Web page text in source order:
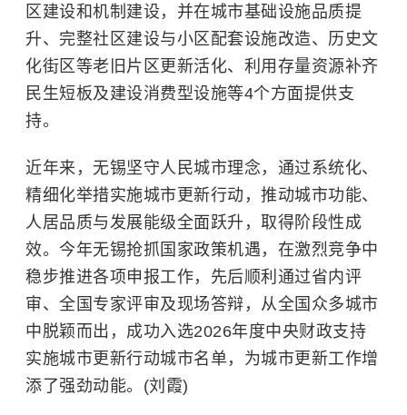
区建设和机制建设，并在城市基础设施品质提
升、完整社区建设与小区配套设施改造、历史文
化街区等老旧片区更新活化、利用存量资源补齐
民生短板及建设消费型设施等4个方面提供支
持。
近年来，无锡坚守人民城市理念，通过系统化、
精细化举措实施城市更新行动，推动城市功能、
人居品质与发展能级全面跃升，取得阶段性成
效。今年无锡抢抓国家政策机遇，在激烈竞争中
稳步推进各项申报工作，先后顺利通过省内评
审、全国专家评审及现场答辩，从全国众多城市
中脱颖而出，成功入选2026年度中央财政支持
实施城市更新行动城市名单，为城市更新工作增
添了强劲动能。(刘霞)